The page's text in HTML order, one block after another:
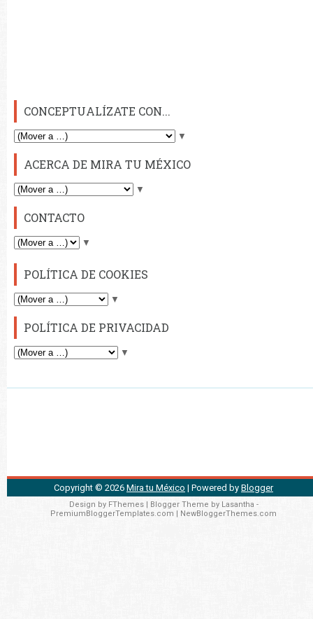
CONCEPTUALÍZATE CON...
▼
ACERCA DE MIRA TU MÉXICO
▼
CONTACTO
▼
POLÍTICA DE COOKIES
▼
POLÍTICA DE PRIVACIDAD
▼
Copyright © 2026 Mira tu México | Powered by Blogger
Design by FThemes| Blogger Theme by Lasantha -
PremiumBloggerTemplates.com
NewBloggerThemes.com